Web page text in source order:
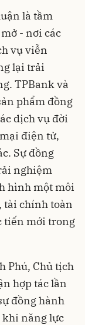
là tầm
- nơi các
vụ viễn
lại trải
TPBank và
phẩm đồng
dịch vụ đời
điện tử,
Sự đồng
nghiệm
hình một môi
tài chính toàn
tiến mới trong
Phú, Chủ tịch
hợp tác lần
đồng hành
khi năng lực